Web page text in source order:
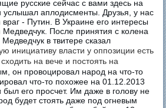
русские сейчас с вами здесь на
услышал аплодисменты. Друзья, у нас
- Путин. В Украине его интересы
Медведчук. После принятия с колена
в твитере сказал
инициативу власти у оппозиции есть
на вече и постоять на
он провоцировал народ на что-то
что-то похожее на 01.12.2013
был его просчет. Им даже в голову не
будет стоять даже под огневым